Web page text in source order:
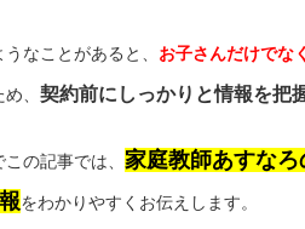
うなことがあると、 お子さんだけでな
、 契約前にしっかりと情報を把
この記事では、 家庭教師あすな
をわかりやすくお伝えします。